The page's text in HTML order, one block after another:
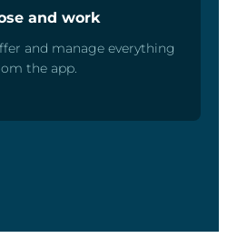
and work
and manage everything
the app.